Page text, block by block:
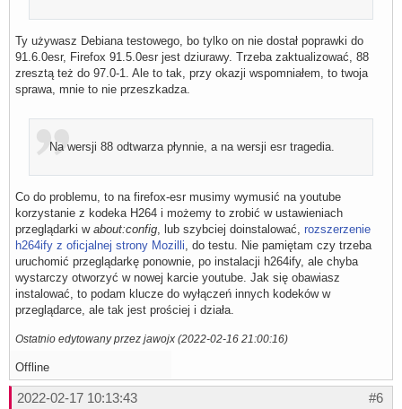
Ty używasz Debiana testowego, bo tylko on nie dostał poprawki do
91.6.0esr, Firefox 91.5.0esr jest dziurawy. Trzeba zaktualizować, 88
zresztą też do 97.0-1. Ale to tak, przy okazji wspomniałem, to twoja
sprawa, mnie to nie przeszkadza.
Na wersji 88 odtwarza płynnie, a na wersji esr tragedia.
Co do problemu, to na firefox-esr musimy wymusić na youtube
korzystanie z kodeka H264 i możemy to zrobić w ustawieniach
przeglądarki w about:config , lub szybciej doinstalować, rozszerzenie
h264ify z oficjalnej strony Mozilli , do testu. Nie pamiętam czy trzeba
uruchomić przeglądarkę ponownie, po instalacji h264ify, ale chyba
wystarczy otworzyć w nowej karcie youtube. Jak się obawiasz
instalować, to podam klucze do wyłączeń innych kodeków w
przeglądarce, ale tak jest prościej i działa.
Ostatnio edytowany przez jawojx (2022-02-16 21:00:16)
Offline
#6
2022-02-17 10:13:43